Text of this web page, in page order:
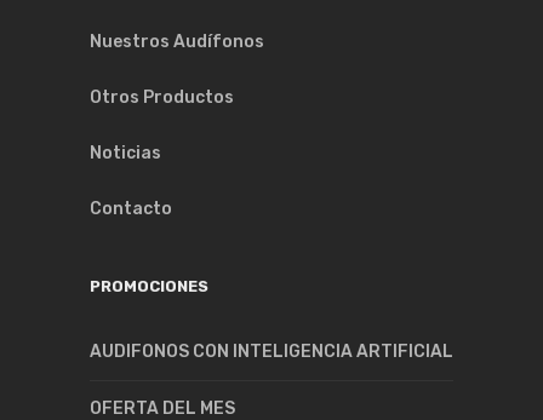
Nuestros Audífonos
Otros Productos
Noticias
Contacto
PROMOCIONES
AUDIFONOS CON INTELIGENCIA ARTIFICIAL
OFERTA DEL MES